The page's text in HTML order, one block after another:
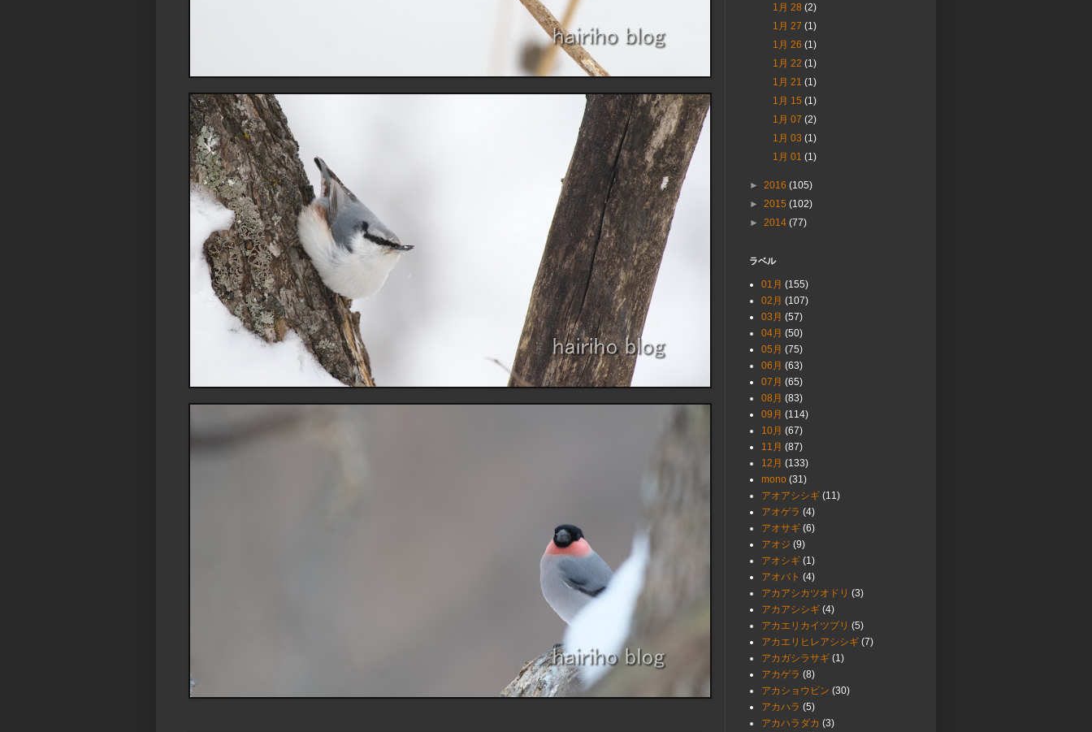
1月 28 (2)
1月 27 (1)
1月 26 (1)
1月 22 (1)
1月 21 (1)
1月 15 (1)
1月 07 (2)
1月 03 (1)
1月 01 (1)
► 2016 (105)
► 2015 (102)
► 2014 (77)
ラベル
01月 (155)
02月 (107)
03月 (57)
04月 (50)
05月 (75)
06月 (63)
07月 (65)
08月 (83)
09月 (114)
10月 (67)
11月 (87)
12月 (133)
mono (31)
アオアシシギ (11)
アオゲラ (4)
アオサギ (6)
アオジ (9)
アオシギ (1)
アオバト (4)
アカアシカツオドリ (3)
アカアシシギ (4)
アカエリカイツブリ (5)
アカエリヒレアシシギ (7)
アカガシラサギ (1)
アカゲラ (8)
アカショウビン (30)
アカハラ (5)
アカハラダカ (3)